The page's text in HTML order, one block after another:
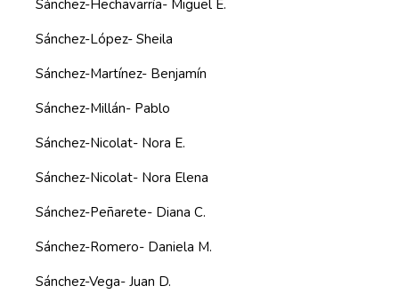
Sánchez-Hechavarría- Miguel E.
Sánchez-López- Sheila
Sánchez-Martínez- Benjamín
Sánchez-Millán- Pablo
Sánchez-Nicolat- Nora E.
Sánchez-Nicolat- Nora Elena
Sánchez-Peñarete- Diana C.
Sánchez-Romero- Daniela M.
Sánchez-Vega- Juan D.